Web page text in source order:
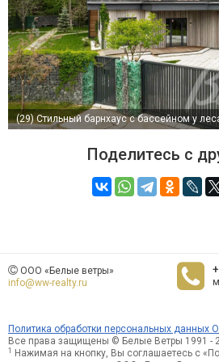
(29)Стильный барнхаус с бассейном у
Поделитесь с
ООО «Белые ветры»
info@ww-realty.ru
Политика обработки персональных данных
Все права защищены © Белые Ветры 1991 -
1
Нажимая на кнопку, Вы соглашаетесь с